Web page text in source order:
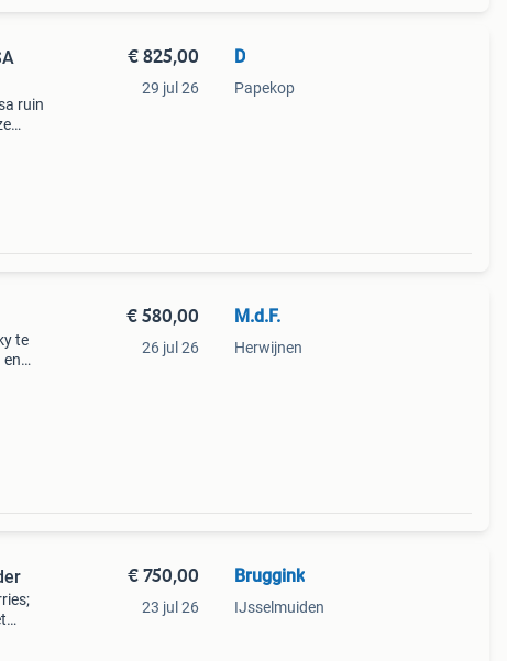
ruin
€ 825,00
29 jul 26
D
Papekop
te
en
€ 580,00
26 jul 26
M.d.F.
Herwijnen
€ 750,00
23 jul 26
Bruggink
IJsselmuiden